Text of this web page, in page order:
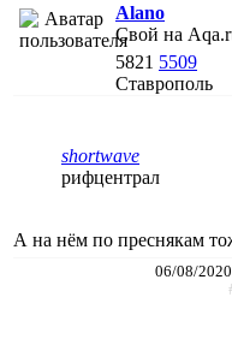
Alano
Свой на
5821 5509
Ставрополь
shortwave
рифцентрал
А на нём по преснякам
06/08/